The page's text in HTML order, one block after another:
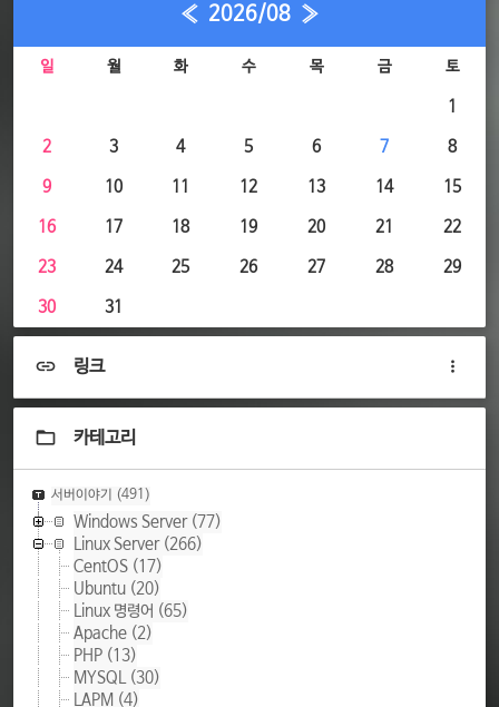
« 2026/08 »
일 월 화 수 목 금 토
1
2 3 4 5 6 7 8
9 10 11 12 13 14 15
16 17 18 19 20 21 22
23 24 25 26 27 28 29
30 31
링크
카테고리
서버이야기 (491)
Windows Server(77)
Linux Server(266)
CentOS (17)
Ubuntu (20)
Linux 명령어 (65)
Apache (2)
PHP (13)
MYSQL
(30)
LAPM (4)